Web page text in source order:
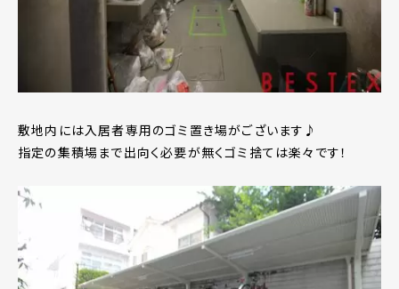
敷地内には入居者専用のゴミ置き場がございます♪
指定の集積場まで出向く必要が無くゴミ捨ては楽々です！